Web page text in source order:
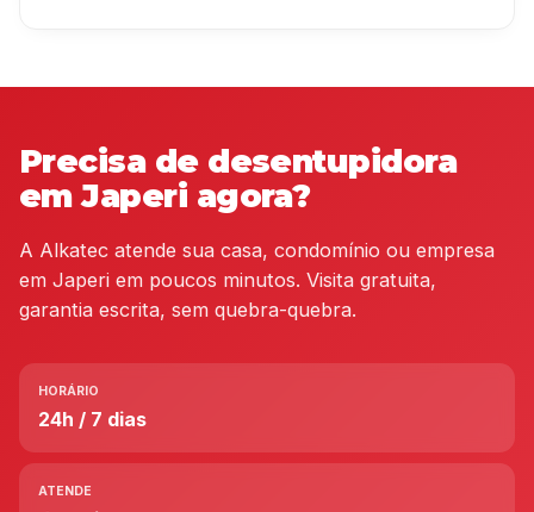
Precisa de desentupidora
em Japeri agora?
A Alkatec atende sua casa, condomínio ou empresa
em Japeri em poucos minutos. Visita gratuita,
garantia escrita, sem quebra-quebra.
HORÁRIO
24h / 7 dias
ATENDE